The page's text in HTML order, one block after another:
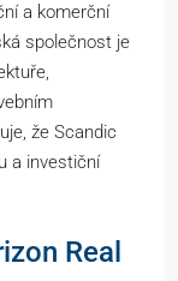
a komerční
společnost je
že Scandic
a investiční
Real